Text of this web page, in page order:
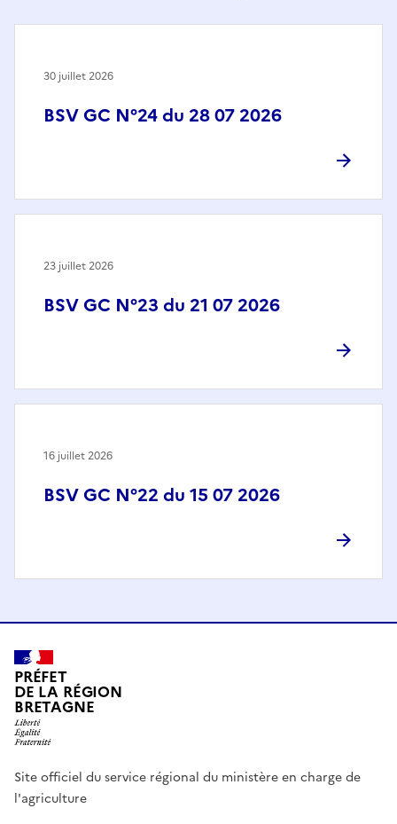
BSV GC N°24 du 28 07 2026
30 juillet 2026
BSV GC N°23 du 21 07 2026
23 juillet 2026
BSV GC N°22 du 15 07 2026
16 juillet 2026
PRÉFET
DE LA RÉGION
BRETAGNE
Site officiel du service régional du ministère en charge de
l'agriculture